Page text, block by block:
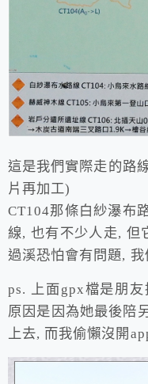
這是我們實際走的路
片再加工)
CT104那條白紗瀑布
線, 也有不少人走, 但
過溪恐怕會有問題,
ps. 上面gpx檔是朋
原因是因為她最後陪
上去, 而我偷懶沒開